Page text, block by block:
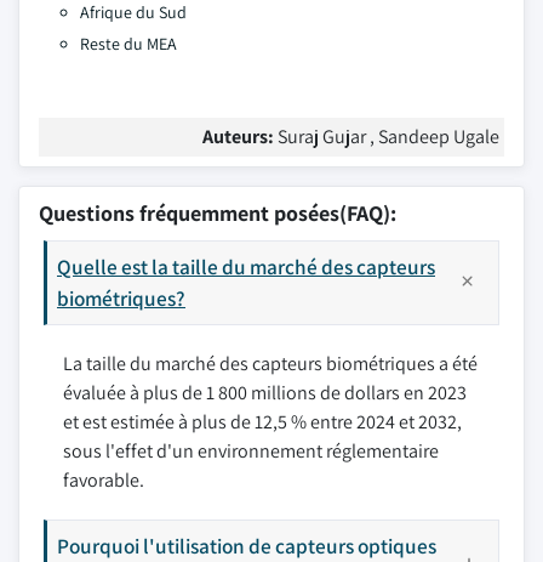
Afrique du Sud
Reste du MEA
Auteurs: Suraj Gujar , Sandeep Ugale
Questions fréquemment posées(FAQ):
Quelle est la taille du marché des capteurs
biométriques?
La taille du marché des capteurs biométriques a été
évaluée à plus de 1 800 millions de dollars en 2023
et est estimée à plus de 12,5 % entre 2024 et 2032,
sous l'effet d'un environnement réglementaire
favorable.
Pourquoi l'utilisation de capteurs optiques